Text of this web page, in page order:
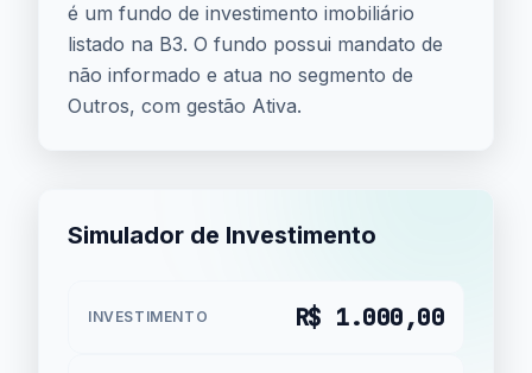
é um fundo de investimento imobiliário
listado na B3. O fundo possui mandato de
não informado e atua no segmento de
Outros, com gestão Ativa.
Simulador de Investimento
INVESTIMENTO R$ 1.000,00